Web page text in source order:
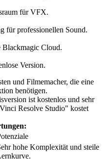
für VFX.
für professionellen Sound.
Blackmagic Cloud.
Version.
und Filmemacher, die eine
benötigen.
ist kostenlos und sehr
Resolve Studio" kostet
hohe Komplexität und steile